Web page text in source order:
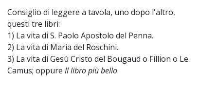
Consiglio di leggere a tavola, uno dopo l'altro,
questi tre libri:
1) La vita di S. Paolo Apostolo del Penna.
2) La vita di Maria del Roschini.
3) La vita di Gesù Cristo del Bougaud o Fillion o Le
Camus; oppure Il libro più bello.